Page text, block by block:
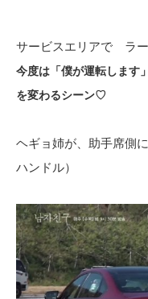
サービスエリアで ラ
今度は「僕が運転します」
を変わるシーン♡
ヘギョ姉が、助手席
ハンドル）